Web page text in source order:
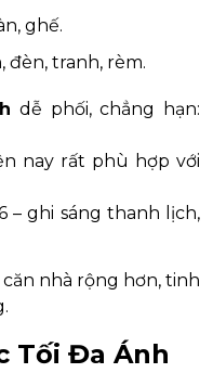
ghế.
đèn, tranh, rèm.
dễ phối, chẳng hạn:
nay rất phù hợp với
– ghi sáng thanh lịch,
nhà rộng hơn, tinh
Tối Đa Ánh